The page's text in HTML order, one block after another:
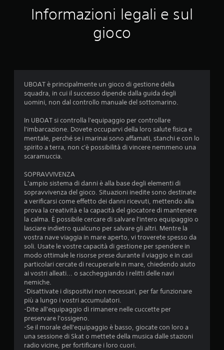
l
a
o
n
Informazioni legali e sul
gioco
UBOAT è principalmente un gioco di gestione della
squadra, in cui il successo dipende dalla guida degli
uomini, non dal controllo manuale del sottomarino.
In UBOAT si controlla l'equipaggio per controllare
l'imbarcazione. Dovete occuparvi della loro salute fisica e
mentale, perché se i marinai sono affamati, stanchi e con lo
spirito a terra, non c'è possibilità di vincere nemmeno una
scaramuccia.
SOPRAVVIVENZA
L'ampio sistema di danni è alla base degli elementi di
sopravvivenza del gioco. Situazioni inedite sono destinate
a verificarsi come effetto dei danni ricevuti, mettendo alla
prova la creatività e la capacità del giocatore di mantenere
la calma. È possibile cercare di salvare l'intero equipaggio o
lasciare indietro qualcuno per salvare gli altri. Mentre la
vostra nave viaggia in mare aperto, vi troverete spesso da
soli. Usate le vostre capacità di gestione per spendere in
modo ottimale le risorse prese durante il viaggio e in casi
particolari cercate di recuperarle in mare, chiedendo aiuto
ai vostri alleati... o saccheggiando i relitti delle navi
nemiche.
-Disattivate i dispositivi non necessari, per far funzionare
più a lungo i vostri accumulatori.
-Dite all'equipaggio di rimanere nelle cuccette per
preservare l'ossigeno.
-Se il morale dell'equipaggio è basso, giocate con loro a
una sessione di Skat o mettete della musica dalle stazioni
radio vicine, per fortificare i loro cuori.